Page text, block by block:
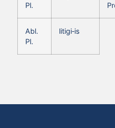
Pl.
Abl.
Pl.
litigi‑is